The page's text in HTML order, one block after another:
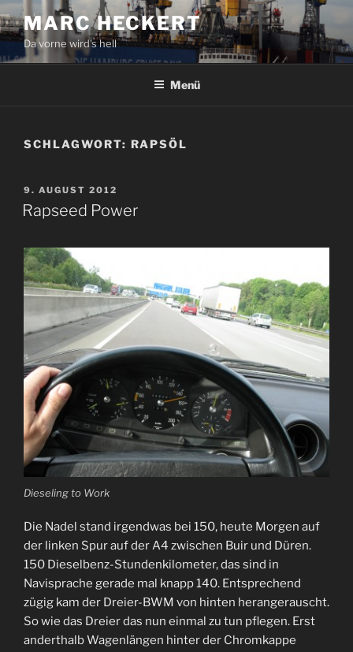
Zum
Inhalt
springen
MARC HECKERT
Da vorne wird's hell
Menü
SCHLAGWORT: RAPSÖL
VERÖFFENTLICHT
AM
9. AUGUST 2012
Rapseed Power
Dieseling to Work
Die Nadel stand irgendwas bei 150, heute Morgen auf
der linken Spur auf der A4 zwischen Buir und Düren.
150 Dieselbenz-Stundenkilometer, das sind in
Navisprache gerade mal knapp 140. Entsprechend
zügig kam der Dreier-BWM von hinten herangerauscht.
So wie das Dreier das nun einmal zu tun pflegen. Erst
anderthalb Wagenlängen hinter der Chromkappe